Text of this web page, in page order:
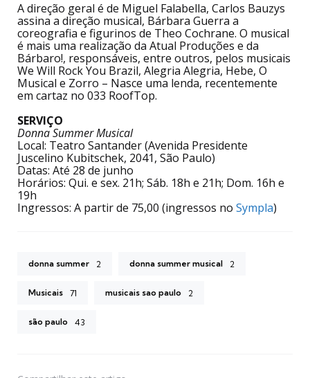
A direção geral é de Miguel Falabella, Carlos Bauzys
assina a direção musical, Bárbara Guerra a
coreografia e figurinos de Theo Cochrane. O musical
é mais uma realização da Atual Produções e da
Bárbaro!, responsáveis, entre outros, pelos musicais
We Will Rock You Brazil, Alegria Alegria, Hebe, O
Musical e Zorro – Nasce uma lenda, recentemente
em cartaz no 033 RoofTop.
SERVIÇO
Donna Summer Musical
Local: Teatro Santander (Avenida Presidente
Juscelino Kubitschek, 2041, São Paulo)
Datas: Até 28 de junho
Horários: Qui. e sex. 21h; Sáb. 18h e 21h; Dom. 16h e
19h
Ingressos: A partir de 75,00 (ingressos no Sympla)
donna summer 2 donna summer musical 2
Musicais 71 musicais sao paulo 2
são paulo 43